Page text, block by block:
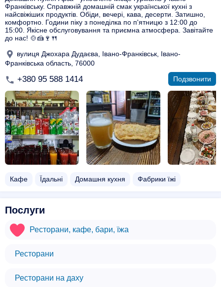
Франківську. Справжній домашній смак української кухні з
найсвіжіших продуктів. Обіди, вечері, кава, десерти. Затишно,
комфортно. Години піку з понеділка по п'ятницю з 12:00 до
15:00. Якісне обслуговування та приємна атмосфера. Завітайте
до нас! 🍲🍰🍷🍴
вулиця Джохара Дудаєва, Івано-Франківськ, Івано-
Франківська область, 76000
+380 95 588 1414 Подзвонити
Кафе Їдальні Домашня кухня Фабрики їжі
Послуги
Ресторани, кафе, бари, їжа
Ресторани
Ресторани на даху